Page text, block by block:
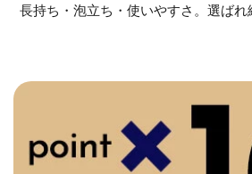
長持ち・泡立ち・使いやすさ。選ばれ